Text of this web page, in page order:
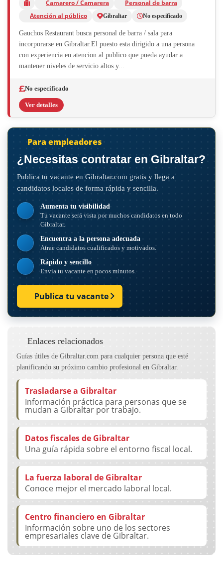
Camarero / Camarera
Personal de barra
Atención al público
Gibraltar No especificado
Gauchos Restaurant busca personal de barra / sala para
incorporarse en Gibraltar.El puesto esta dirigido a una persona
con experiencia en atencion al publico que pueda ayudar a
mantener niveles de servicio altos y...
No especificado
Ver detalles
Para empleadores
¿Necesitas contratar en Gibraltar?
Publica tu vacante en Gibraltar.com gratis y llega a
candidatos locales de forma rápida y sencilla.
Aumenta tu visibilidad
Tu vacante será vista por muchos candidatos en todo
Gibraltar.
Encuentra a la persona adecuada
Atrae candidatos cualificados y motivados.
Rápido y sencillo
Envía tu vacante en pocos minutos.
Publica tu vacante
Enlaces relacionados
Guías útiles de Gibraltar.com para cualquier persona que esté
planificando su próximo cambio profesional en Gibraltar.
Trasladarse a Gibraltar
Información práctica para personas que se
mudan a Gibraltar por trabajo.
Datos fiscales de Gibraltar
Una guía rápida sobre el entorno fiscal local.
La fuerza laboral de Gibraltar
Conoce mejor el mercado laboral local.
Centro financiero en Gibraltar
Información sobre uno de los sectores
empresariales clave de Gibraltar.